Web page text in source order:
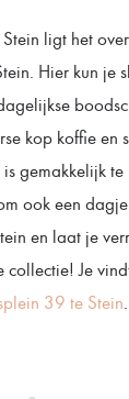
ligt het
Hier kun je
kop koffie en
is gemakkelijk te
ook een
en laat je
collectie! Je
39 te Stein.